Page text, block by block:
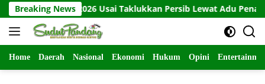
Langsung
ke
konten
Breaking News
2026 Usai Taklukkan Persib Lewat Adu Penalti
Home Daerah Nasional Ekonomi Hukum Opini